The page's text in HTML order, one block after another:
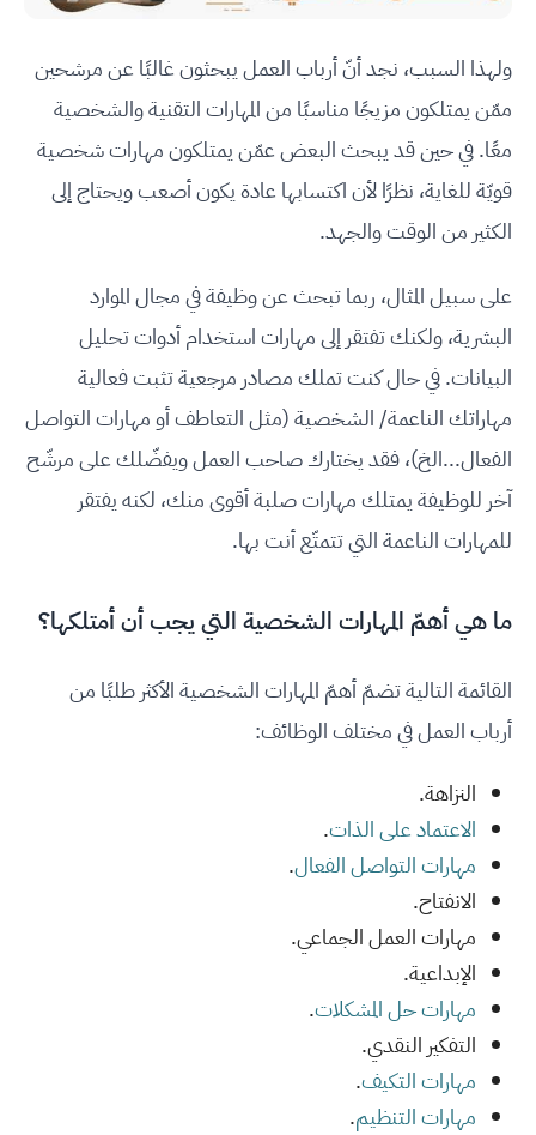
ولهذا السبب، نجد أنّ أرباب العمل يبحثون غالبًا عن مرشحين
ممّن يمتلكون مزيجًا مناسبًا من المهارات التقنية والشخصية
معًا. في حين قد يبحث البعض عمّن يمتلكون مهارات شخصية
قويّة للغاية، نظرًا لأن اكتسابها عادة يكون أصعب ويحتاج إلى
الكثير من الوقت والجهد.
على سبيل المثال، ربما تبحث عن وظيفة في مجال الموارد
البشرية، ولكنك تفتقر إلى مهارات استخدام أدوات تحليل
البيانات. في حال كنت تملك مصادر مرجعية تثبت فعالية
مهاراتك الناعمة/ الشخصية (مثل التعاطف أو مهارات التواصل
الفعال...الخ)، فقد يختارك صاحب العمل ويفضّلك على مرشّح
آخر للوظيفة يمتلك مهارات صلبة أقوى منك، لكنه يفتقر
للمهارات الناعمة التي تتمتّع أنت بها.
ما هي أهمّ المهارات الشخصية التي يجب أن أمتلكها؟
القائمة التالية تضمّ أهمّ المهارات الشخصية الأكثر طلبًا من
أرباب العمل في مختلف الوظائف:
النزاهة.
الاعتماد على الذات.
مهارات التواصل الفعال.
الانفتاح.
مهارات العمل الجماعي.
الإبداعية.
مهارات حل المشكلات.
التفكير النقدي.
مهارات التكيف.
مهارات التنظيم.